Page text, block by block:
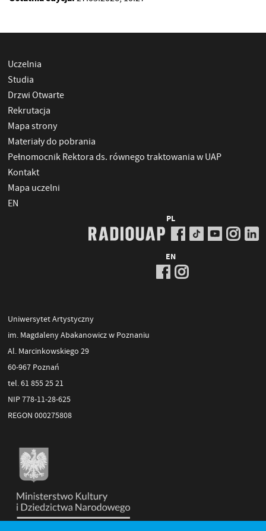
Uczelnia
Studia
Drzwi Otwarte
Rekrutacja
Mapa strony
Materiały do pobrania
Pełnomocnik Rektora ds. równego traktowania w UAP
Kontakt
Mapa uczelni
EN
PL
EN
Uniwersytet Artystyczny
im. Magdaleny Abakanowicz w Poznaniu
Al. Marcinkowskiego 29
60-967 Poznań
tel. 61 855 25 21
NIP 778-11-28-625
REGON 000275808